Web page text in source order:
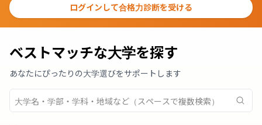
ログインして合格力診断を受ける
ベストマッチな大学を探す
あなたにぴったりの大学選びをサポートします